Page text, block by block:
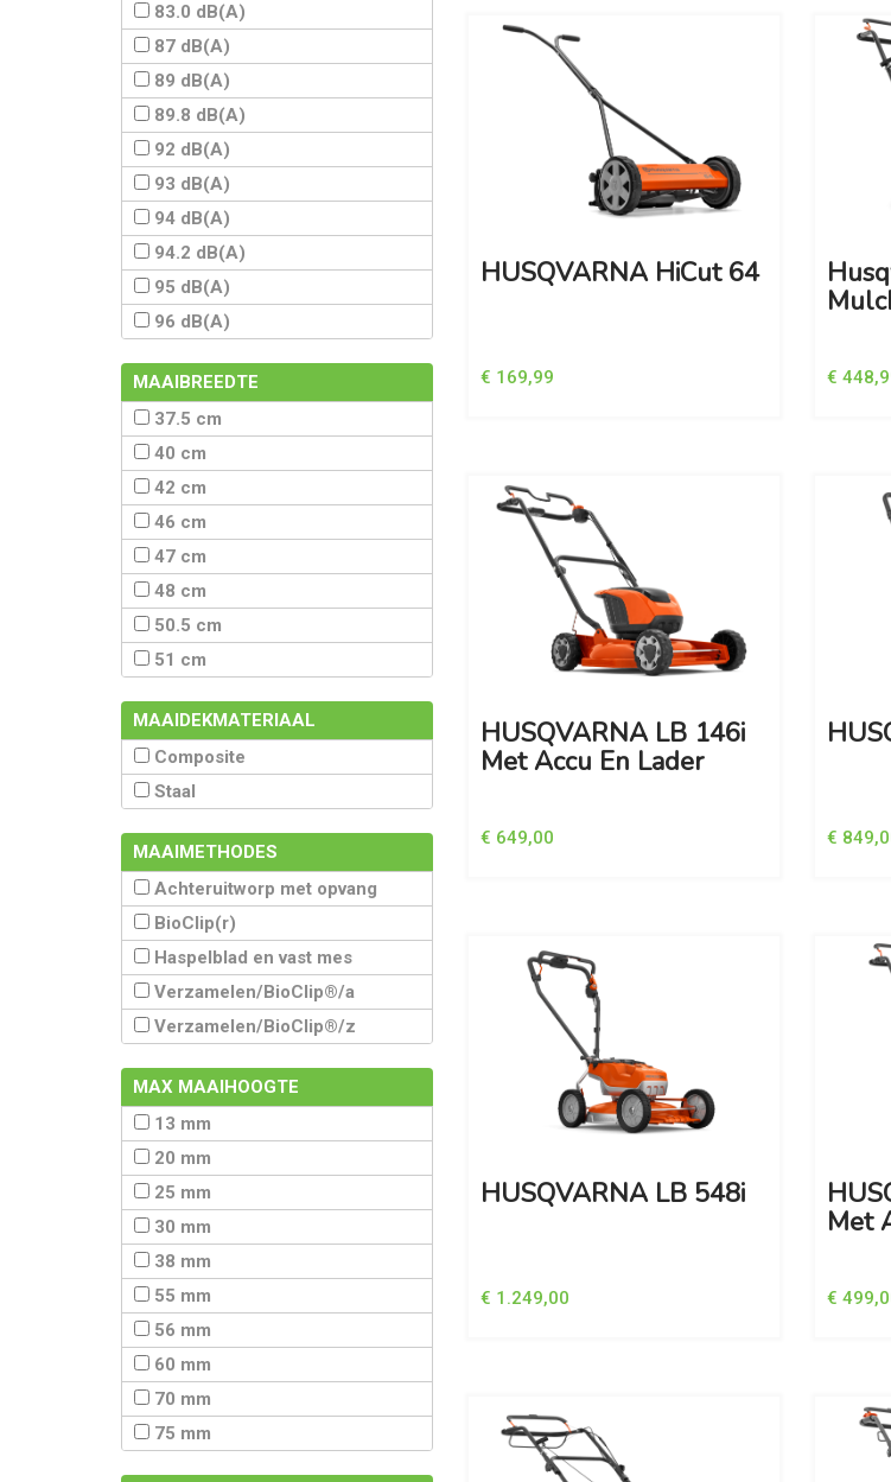
83.0 dB(A)
87 dB(A)
89 dB(A)
89.8 dB(A)
92 dB(A)
93 dB(A)
94 dB(A)
94.2 dB(A)
95 dB(A)
96 dB(A)
MAAIBREEDTE
37.5 cm
40 cm
42 cm
46 cm
47 cm
48 cm
50.5 cm
51 cm
MAAIDEKMATERIAAL
Composite
Staal
MAAIMETHODES
Achteruitworp met opvang
BioClip(r)
Haspelblad en vast mes
Verzamelen/BioClip®/a
Verzamelen/BioClip®/z
MAX MAAIHOOGTE
13 mm
20 mm
25 mm
30 mm
38 mm
55 mm
56 mm
60 mm
70 mm
75 mm
HUSQVARNA HiCut 64
€ 169,99 €
HUSQVARNA LB 146i
Met Accu En Lader
€ 649,00 €
HUSQVARNA LB 548i
€ 1.249,00
Met
€